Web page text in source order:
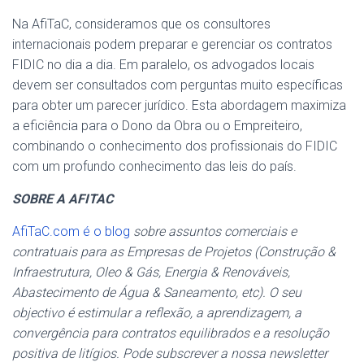
Na AfiTaC, consideramos que os consultores
internacionais podem preparar e gerenciar os contratos
FIDIC no dia a dia. Em paralelo, os advogados locais
devem ser consultados com perguntas muito específicas
para obter um parecer jurídico. Esta abordagem maximiza
a eficiência para o Dono da Obra ou o Empreiteiro,
combinando o conhecimento dos profissionais do FIDIC
com um profundo conhecimento das leis do país.
SOBRE A AFITAC
AfiTaC.com é o blog sobre assuntos comerciais e
contratuais para as Empresas de Projetos (Construção &
Infraestrutura, Oleo & Gás, Energia & Renováveis,
Abastecimento de Água & Saneamento, etc). O seu
objectivo é estimular a reflexão, a aprendizagem, a
convergência para contratos equilibrados e a resolução
positiva de litígios. Pode subscrever a nossa newsletter